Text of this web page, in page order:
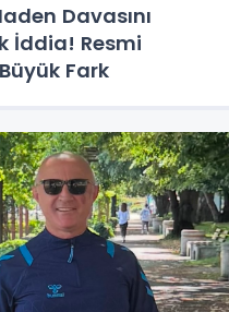
Davasını
İddia! Resmi
Fark